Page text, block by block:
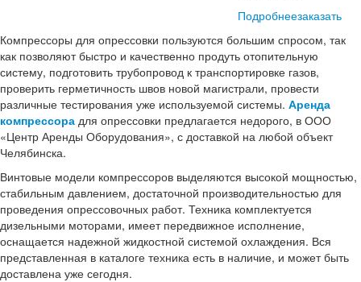
Подробнеезаказать
Компрессоры для опрессовки пользуются большим спросом, так
как позволяют быстро и качественно продуть отопительную
систему, подготовить трубопровод к транспортировке газов,
проверить герметичность швов новой магистрали, провести
различные тестирования уже используемой системы. Аренда
компрессора для опрессовки предлагается недорого, в ООО
«Центр Аренды Оборудования», с доставкой на любой объект
Челябинска.
Винтовые модели компрессоров выделяются высокой мощностью,
стабильным давлением, достаточной производительностью для
проведения опрессовочных работ. Техника комплектуется
дизельными моторами, имеет передвижное исполнение,
оснащается надежной жидкостной системой охлаждения. Вся
представленная в каталоге техника есть в наличие, и может быть
доставлена уже сегодня.